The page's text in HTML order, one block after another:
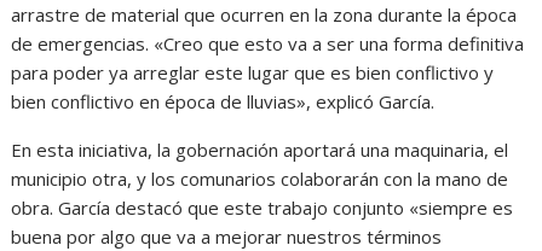
arrastre de material que ocurren en la zona durante la época
de emergencias. «Creo que esto va a ser una forma definitiva
para poder ya arreglar este lugar que es bien conflictivo y
bien conflictivo en época de lluvias», explicó García.
En esta iniciativa, la gobernación aportará una maquinaria, el
municipio otra, y los comunarios colaborarán con la mano de
obra. García destacó que este trabajo conjunto «siempre es
buena por algo que va a mejorar nuestros términos